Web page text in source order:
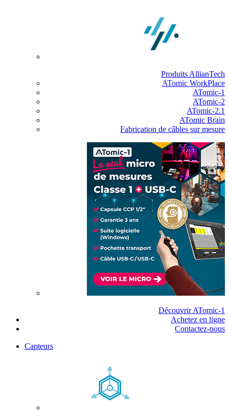
Produits AllianTech
ATomic WorkPlace
ATomic-1
ATomic-2
ATomic-2.1
ATomic Brain
Fabrication de câbles sur mesure
Découvrir ATomic-1
Achetez en ligne
Contactez-nous
Capteurs